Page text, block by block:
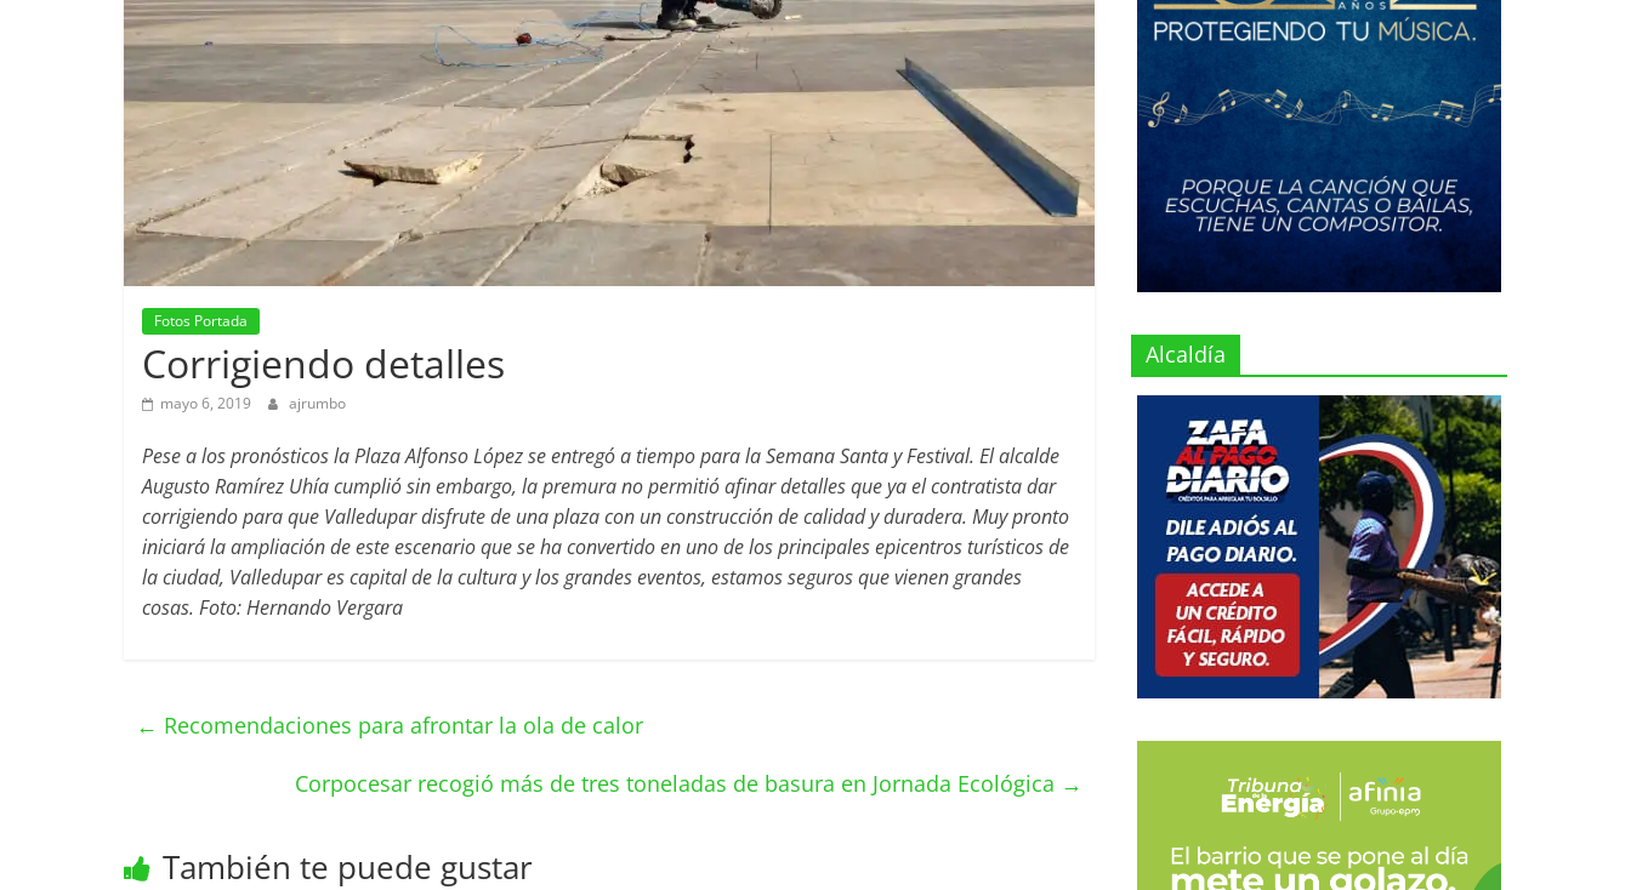
Fotos Portada
Corrigiendo detalles
mayo 6, 2019 ajrumbo
Pese a los pronósticos la Plaza Alfonso López se entregó a tiempo para la Semana Santa y Festival. El alcalde
Augusto Ramírez Uhía cumplió sin embargo, la premura no permitió afinar detalles que ya el contratista dar
corrigiendo para que Valledupar disfrute de una plaza con un construcción de calidad y duradera. Muy pronto
iniciará la ampliación de este escenario que se ha convertido en uno de los principales epicentros turísticos de
la ciudad, Valledupar es capital de la cultura y los grandes eventos, estamos seguros que vienen grandes
cosas. Foto: Hernando Vergara
← Recomendaciones para afrontar la ola de calor
Corpocesar recogió más de tres toneladas de basura en Jornada Ecológica →
También te puede gustar
Alcaldía